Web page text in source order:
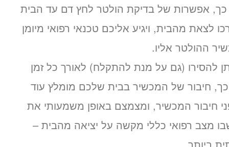
אפשרות של בדיקת הולטר לחץ דם עד הבית
מהבית, ויגיע אליכם טכנאי רפואי מיומן
ההולטר אליו.
להסירו (גם על מנת להתקלח) לאורך כל זמן
כך, חיבור של המכשיר בבית שלכם מומלץ עוד
חיבור המכשיר, ומצמצם באופן משמעותי את
מצב רפואי כללי מקשה על יציאה מהבית –